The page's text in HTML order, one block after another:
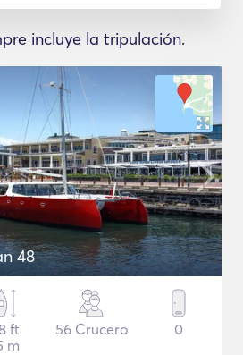
incluye la tripulación.
48
ft
m
56 Crucero 0